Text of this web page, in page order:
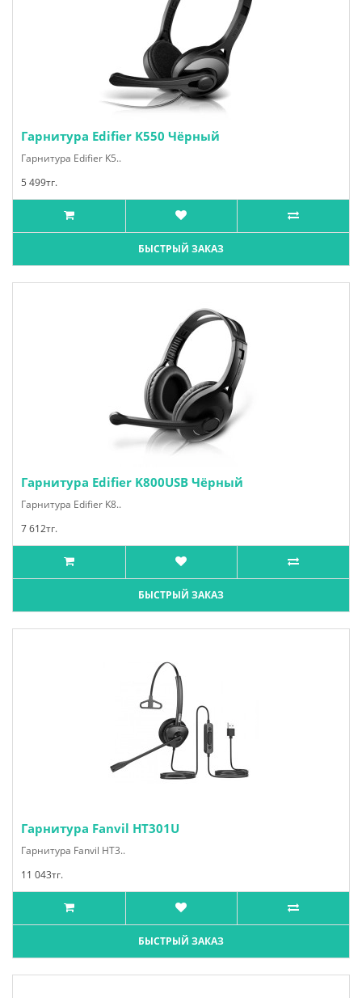
Гарнитура Edifier K550 Чёрный
Гарнитура Edifier K5..
5 499тг.
БЫСТРЫЙ ЗАКАЗ
Гарнитура Edifier K800USB Чёрный
Гарнитура Edifier K8..
7 612тг.
БЫСТРЫЙ ЗАКАЗ
Гарнитура Fanvil HT301U
Гарнитура Fanvil HT3..
11 043тг.
БЫСТРЫЙ ЗАКАЗ